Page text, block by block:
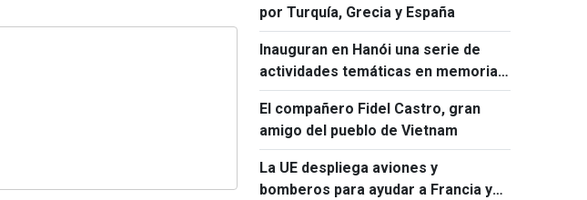
por Turquía, Grecia y España
Inauguran en Hanói una serie de
actividades temáticas en memoria
de Ho Chi Minh y Fidel Castro
El compañero Fidel Castro, gran
amigo del pueblo de Vietnam
La UE despliega aviones y
bomberos para ayudar a Francia y